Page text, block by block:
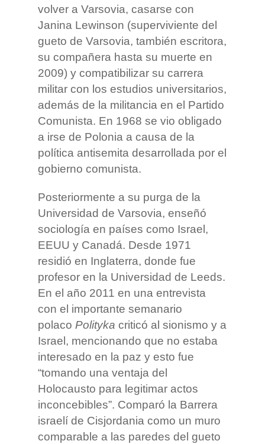
volver a Varsovia, casarse con
Janina Lewinson (superviviente del
gueto de Varsovia, también escritora,
su compañera hasta su muerte en
2009) y compatibilizar su carrera
militar con los estudios universitarios,
además de la militancia en el Partido
Comunista. En 1968 se vio obligado
a irse de Polonia a causa de la
política antisemita desarrollada por el
gobierno comunista.
Posteriormente a su purga de la
Universidad de Varsovia, enseñó
sociología en países como Israel,
EEUU y Canadá. Desde 1971
residió en Inglaterra, donde fue
profesor en la Universidad de Leeds.
En el año 2011 en una entrevista
con el importante semanario
polaco Polityka criticó al sionismo y a
Israel, mencionando que no estaba
interesado en la paz y esto fue
“tomando una ventaja del
Holocausto para legitimar actos
inconcebibles”. Comparó la Barrera
israelí de Cisjordania como un muro
comparable a las paredes del gueto